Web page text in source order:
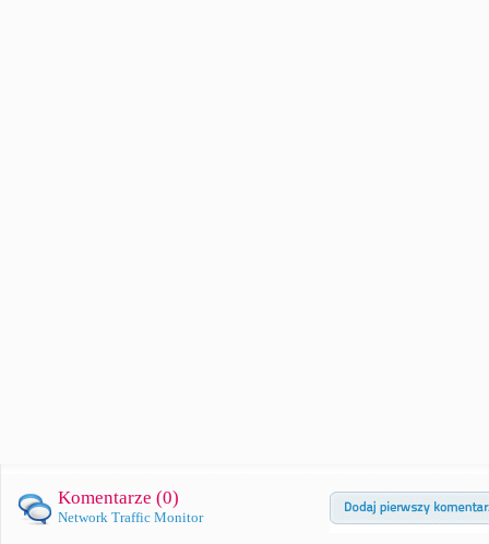
Komentarze (0)
Network Traffic Monitor